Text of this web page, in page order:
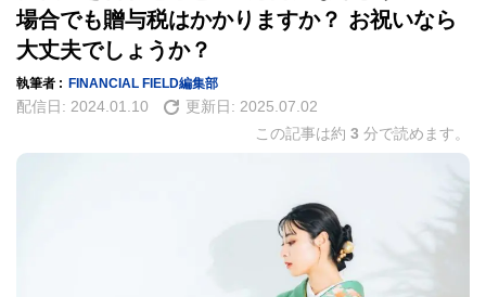
場合でも贈与税はかかりますか？ お祝いなら
大丈夫でしょうか？
執筆者 : FINANCIAL FIELD編集部
配信日: 2024.01.10 更新日: 2025.07.02
この記事は約 3 分で読めます。